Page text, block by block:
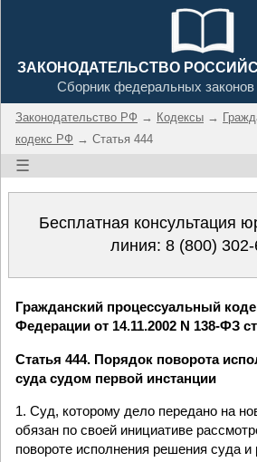
ЗАКОНОДАТЕЛЬСТВО
Сборник федеральных
Законодательство РФ → Кодексы →
кодекс РФ → Статья 444
☰
Бесплатная консультация
линия: 8 (800)
Гражданский процессуальный
Федерации от 14.11.2002 N 138-ФЗ
Статья 444. Порядок поворота
суда судом первой инстанции
1. Суд, которому дело передано на
обязан по своей инициативе
повороте исполнения решения суда